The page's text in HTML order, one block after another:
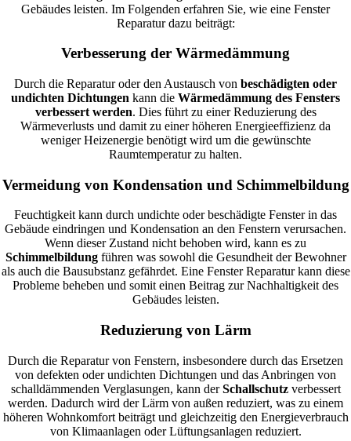
Gebäudes leisten. Im Folgenden erfahren Sie, wie eine Fenster
Reparatur dazu beiträgt:
Verbesserung der Wärmedämmung
Durch die Reparatur oder den Austausch von beschädigten oder
undichten Dichtungen kann die Wärmedämmung des Fensters
verbessert werden. Dies führt zu einer Reduzierung des
Wärmeverlusts und damit zu einer höheren Energieeffizienz da
weniger Heizenergie benötigt wird um die gewünschte
Raumtemperatur zu halten.
Vermeidung von Kondensation und Schimmelbildung
Feuchtigkeit kann durch undichte oder beschädigte Fenster in das
Gebäude eindringen und Kondensation an den Fenstern verursachen.
Wenn dieser Zustand nicht behoben wird, kann es zu
Schimmelbildungführen was sowohl die Gesundheit der Bewohner
als auch die Bausubstanz gefährdet. Eine Fenster Reparatur kann diese
Probleme beheben und somit einen Beitrag zur Nachhaltigkeit des
Gebäudes leisten.
Reduzierung von Lärm
Durch die Reparatur von Fenstern, insbesondere durch das Ersetzen
von defekten oder undichten Dichtungen und das Anbringen von
schalldämmenden Verglasungen, kann derSchallschutzverbessert
werden. Dadurch wird der Lärm von außen reduziert, was zu einem
höheren Wohnkomfort beiträgt und gleichzeitig den Energieverbrauch
von Klimaanlagen oder Lüftungsanlagen reduziert.